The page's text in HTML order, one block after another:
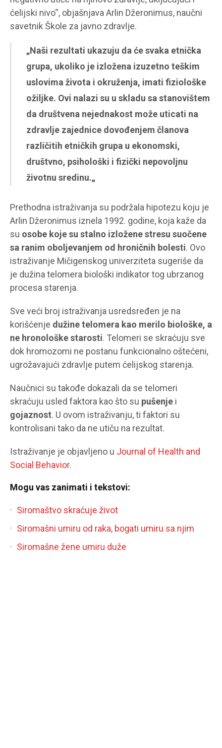
ćelijski nivo“, objašnjava Arlin Džeronimus, naučni
savetnik Škole za javno zdravlje.
„Naši rezultati ukazuju da će svaka etnička
grupa, ukoliko je izložena izuzetno teškim
uslovima života i okruženja, imati fiziološke
ožiljke. Ovi nalazi su u skladu sa stanovištem
da društvena nejednakost može uticati na
zdravlje zajednice dovođenjem članova
različitih etničkih grupa u ekonomski,
društvno, psihološki i fizički nepovoljnu
životnu sredinu.„
Prethodna istraživanja su podržala hipotezu koju je
Arlin Džeronimus iznela 1992. godine, koja kaže da
su osobe koje su stalno izložene stresu suočene
sa ranim oboljevanjem od hroničnih bolesti. Ovo
istraživanje Mičigenskog univerziteta sugeriše da
je dužina telomera biološki indikator tog ubrzanog
procesa starenja.
Sve veći broj istraživanja usredsređen je na
korišćenje dužine telomera kao merilo biološke, a
ne hronološke starosti. Telomeri se skraćuju sve
dok hromozomi ne postanu funkcionalno oštećeni,
ugrožavajući zdravlje putem ćelijskog starenja.
Naučnici su takođe dokazali da se telomeri
skraćuju usled faktora kao što su pušenje i
gojaznost. U ovom istraživanju, ti faktori su
kontrolisani tako da ne utiču na rezultat.
Istraživanje je objavljeno u Journal of Health and
Social Behavior.
Mogu vas zanimati i tekstovi:
Siromaštvo skraćuje život
Siromašni umiru od raka, bogati umiru sa njim
Siromašne žene umiru duže